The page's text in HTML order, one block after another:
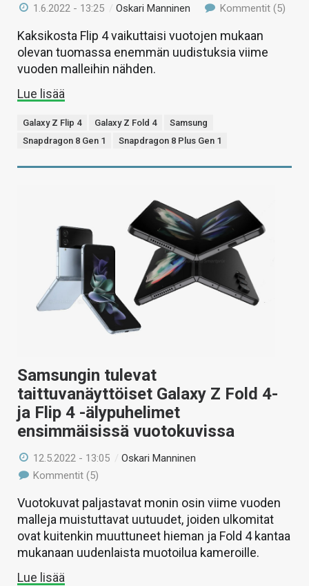
1.6.2022 - 13:25 /Oskari Manninen Kommentit (5)
Kaksikosta Flip 4 vaikuttaisi vuotojen mukaan
olevan tuomassa enemmän uudistuksia viime
vuoden malleihin nähden.
Lue lisää
Galaxy Z Flip 4 Galaxy Z Fold 4
Samsung
Snapdragon 8 Gen 1
Snapdragon 8 Plus Gen 1
Samsungin tulevat
taittuvanäyttöiset Galaxy Z Fold 4-
ja Flip 4 -älypuhelimet
ensimmäisissä vuotokuvissa
12.5.2022 - 13:05 /Oskari Manninen
Kommentit (5)
Vuotokuvat paljastavat monin osin viime vuoden
malleja muistuttavat uutuudet, joiden ulkomitat
ovat kuitenkin muuttuneet hieman ja Fold 4 kantaa
mukanaan uudenlaista muotoilua kameroille.
Lue lisää